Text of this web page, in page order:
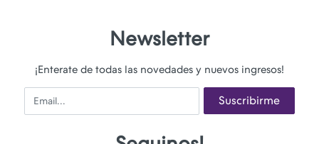
Newsletter
¡Enterate de todas las novedades y nuevos ingresos!
Email Suscribirme